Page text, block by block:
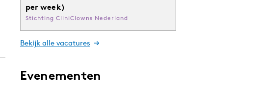
per week)
Stichting CliniClowns Nederland
Bekijk alle vacatures
Evenementen